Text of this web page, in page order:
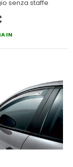
R 2016 >
senza staffe
IN